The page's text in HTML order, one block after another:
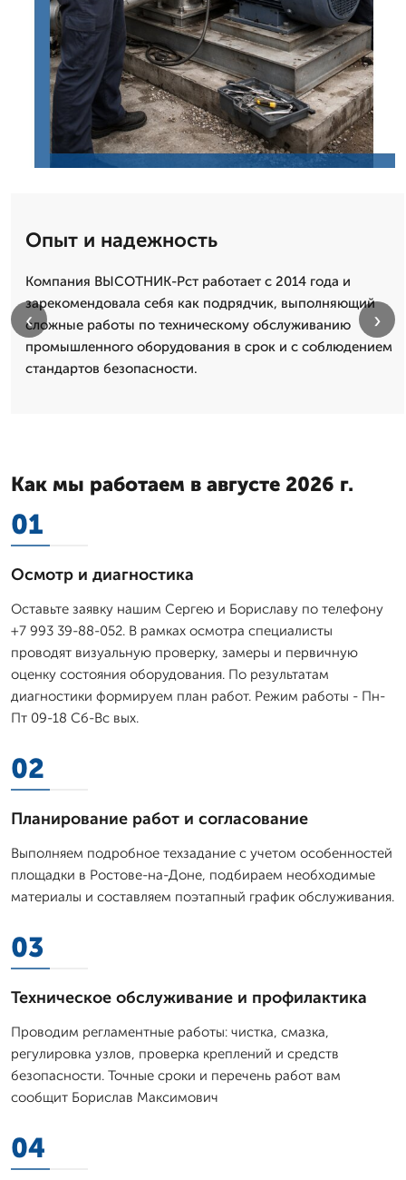
Опыт и надежность
Компания ВЫСОТНИК-Рст работает с 2014 года и
зарекомендовала себя как подрядчик, выполняющий
сложные работы по техническому обслуживанию
промышленного оборудования в срок и с соблюдением
стандартов безопасности.
‹ ›
Как мы работаем в августе 2026 г.
01
Осмотр и диагностика
Оставьте заявку нашим Сергею и Бориславу по телефону
+7 993 39-88-052. В рамках осмотра специалисты
проводят визуальную проверку, замеры и первичную
оценку состояния оборудования. По результатам
диагностики формируем план работ. Режим работы - Пн-
Пт 09-18 Сб-Вс вых.
02
Планирование работ и согласование
Выполняем подробное техзадание с учетом особенностей
площадки в Ростове-на-Доне, подбираем необходимые
материалы и составляем поэтапный график обслуживания.
03
Техническое обслуживание и профилактика
Проводим регламентные работы: чистка, смазка,
регулировка узлов, проверка креплений и средств
безопасности. Точные сроки и перечень работ вам
сообщит Борислав Максимович
04